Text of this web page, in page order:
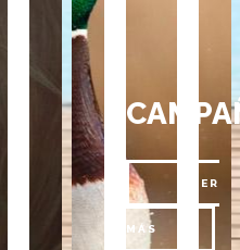
LEER
MÁS